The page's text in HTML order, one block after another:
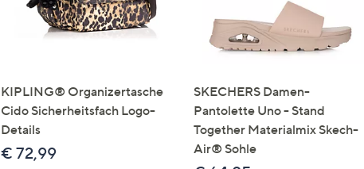
KIPLING® Organizertasche
Cido Sicherheitsfach Logo-
Details
€ 72,99
SKECHERS Damen-
Pantolette Uno - Stand
Together Materialmix Skech-
Air® Sohle